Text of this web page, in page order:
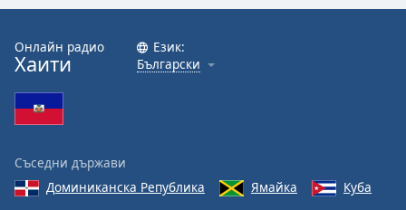
Family
Reset
Done
Dialog
End
Онлайн радио
Хаити
Език:
Български
Съседни държави
Доминиканска Република
Ямайка Куба